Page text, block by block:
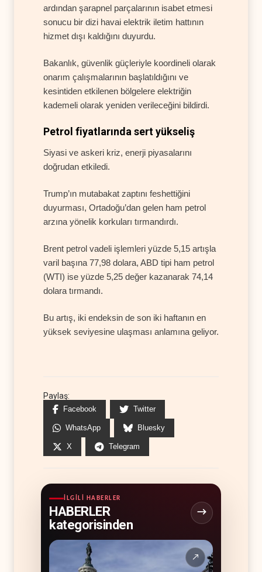
ardından şarapnel parçalarının isabet etmesi
sonucu bir dizi havai elektrik iletim hattının
hizmet dışı kaldığını duyurdu.
Bakanlık, güvenlik güçleriyle koordineli olarak
onarım çalışmalarının başlatıldığını ve
kesintiden etkilenen bölgelere elektriğin
kademeli olarak yeniden verileceğini bildirdi.
Petrol fiyatlarında sert yükseliş
Siyasi ve askeri kriz, enerji piyasalarını
doğrudan etkiledi.
Trump’ın mutabakat zaptını feshettiğini
duyurması, Ortadoğu’dan gelen ham petrol
arzına yönelik korkuları tırmandırdı.
Brent petrol vadeli işlemleri yüzde 5,15 artışla
varil başına 77,98 dolara, ABD tipi ham petrol
(WTI) ise yüzde 5,25 değer kazanarak 74,14
dolara tırmandı.
Bu artış, iki endeksin de son iki haftanın en
yüksek seviyesine ulaşması anlamına geliyor.
Paylaş:
Facebook Twitter
WhatsApp Bluesky
X Telegram
İLGILI HABERLER
HABERLER
kategorisinden
↗